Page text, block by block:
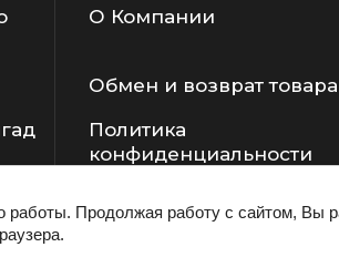
О Компании
Обмен и возврат товара
Политика
конфиденциальности
работы. Продолжая работу с сайтом, Вы